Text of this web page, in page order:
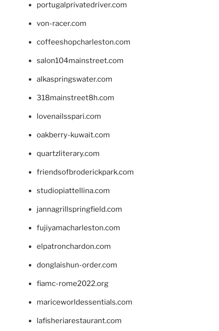
portugalprivatedriver.com
von-racer.com
coffeeshopcharleston.com
salon104mainstreet.com
alkaspringswater.com
318mainstreet8h.com
lovenailsspari.com
oakberry-kuwait.com
quartzliterary.com
friendsofbroderickpark.com
studiopiattellina.com
jannagrillspringfield.com
fujiyamacharleston.com
elpatronchardon.com
donglaishun-order.com
fiamc-rome2022.org
mariceworldessentials.com
lafisheriarestaurant.com